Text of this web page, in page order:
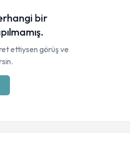
bir
ettiysen görüş ve